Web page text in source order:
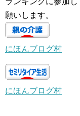
願いします。
にほんブログ村
にほんブログ村